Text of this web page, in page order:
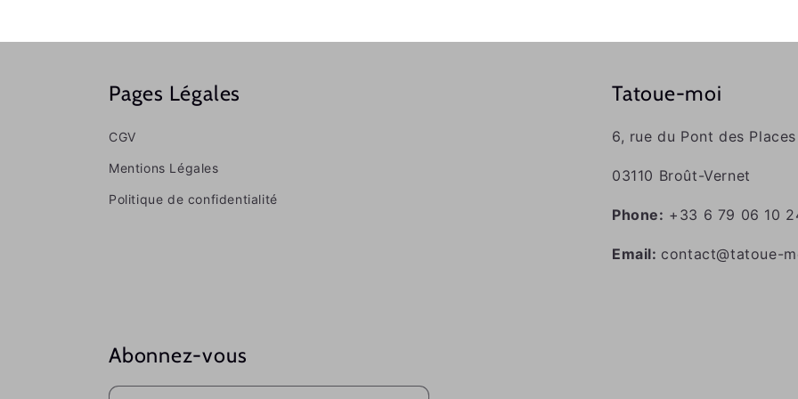
Pages Légales
CGV
Mentions Légales
Politique de confidentialité
Tatoue-moi
6, rue du Pont des Places
03110 Broût-Vernet
Phone: +33 6 79 06 10
Email: contact@tatoue-
Abonnez-vous